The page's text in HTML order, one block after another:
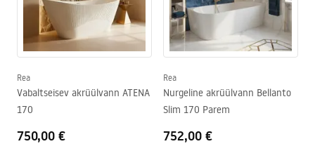
Rea
Vabaltseisev akrüülvann ATENA
170
750,00 €
Rea
Nurgeline akrüülvann Bellanto
Slim 170 Parem
752,00 €